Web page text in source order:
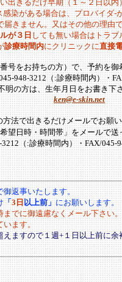
出きるだけ早期（１～２日以
感染がある場合は、プロバイダ-
届きません。又はその他の理由
が３日しても無い場合はトラ
診療時間内にクリニックに直接
号をお持ちの方）で、予約を
948-3212（:診療時間内）・
明の方は、生年月日をお書き下
ken@e-skin.net
法で出きるだけメールでお願
望日時・時間帯」をメールで送
（:診療時間内）・FAX/045-
御返事いたします。
「3日以上前」にお願いします。
でに御遠慮なくメール下さい。
います。
ますので１週+１日以上前に余